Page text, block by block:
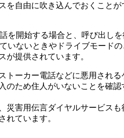
自由に吹き込んでおくこと
開始する場合と、呼び出し
ないときやドライブモード
が提供されています。
ーカー電話などに悪用され
ため住人がいないことを確
害用伝言ダイヤルサービス
れています。